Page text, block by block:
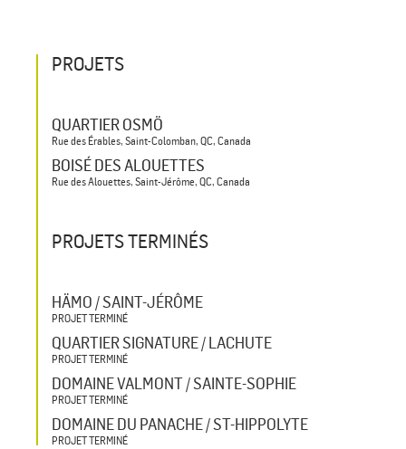
PROJETS
QUARTIER OSMÖ
Rue des Érables, Saint-Colomban, QC, Canada
BOISÉ DES ALOUETTES
Rue des Alouettes, Saint-Jérôme, QC, Canada
PROJETS TERMINÉS
HÄMO / SAINT-JÉRÔME
PROJET TERMINÉ
QUARTIER SIGNATURE / LACHUTE
PROJET TERMINÉ
DOMAINE VALMONT / SAINTE-SOPHIE
PROJET TERMINÉ
DOMAINE DU PANACHE / ST-HIPPOLYTE
PROJET TERMINÉ